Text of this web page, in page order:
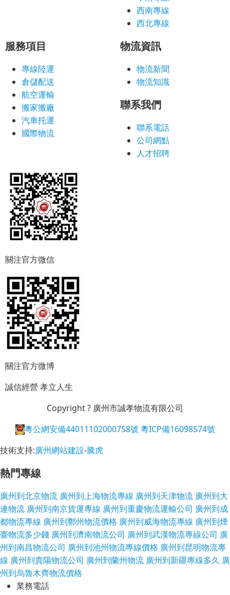
西南專線
西北專線
服務項目
專線陸運
倉儲配送
航空運輸
搬家搬廠
汽車托運
國際物流
物流資訊
物流新聞
物流知識
聯系我們
聯系電話
公司網點
人才招聘
關注官方微信
關注官方微博
誠信經營孝立人生
Copyright ? 廣州市誠孝物流有限公司
粵公網安備44011102000758號 粵ICP備16098574號
技術支持:廣州網站建設-騰虎
熱門專線
廣州到北京物流 廣州到上海物流專線 廣州到天津物流 廣州到大
連物流 廣州到南京貨運專線 廣州到重慶物流運輸公司 廣州到成
都物流專線 廣州到鄭州物流價格 廣州到威海物流專線 廣州到煙
臺物流多少錢 廣州到濟南物流公司 廣州到武漢物流專線公司 廣
州到南昌物流公司 廣州到池州物流專線價格 廣州到昆明物流專
線 廣州到貴陽物流公司 廣州到蘭州物流 廣州到新疆專線多久 廣
州到烏魯木齊物流價格
業務電話